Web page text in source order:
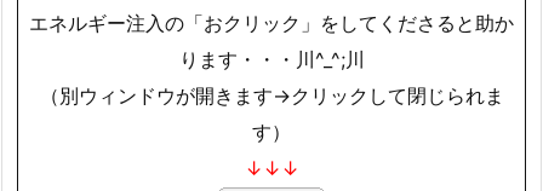
エネルギー注入の「おクリック」をしてくださると助か
ります・・・川^_^;川
（別ウィンドウが開きます→クリックして閉じられま
す）
↓↓↓